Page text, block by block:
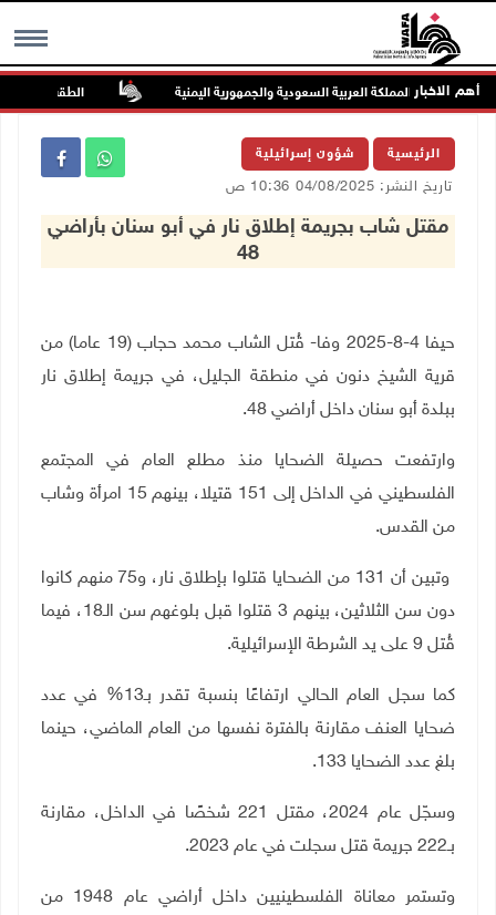
MENU أهم الاخبار
على المملكة العربية السعودية والجمهورية اليمنية الطقس: أجواء
الرئيسية شؤون إسرائيلية
تاريخ النشر: 04/08/2025 10:36 ص
مقتل شاب بجريمة إطلاق نار في أبو سنان بأراضي
48
حيفا 4-8-2025 وفا- قُتل الشاب محمد حجاب (19 عاما) من
قرية الشيخ دنون في منطقة الجليل، في جريمة إطلاق نار
ببلدة أبو سنان داخل أراضي 48.
وارتفعت حصيلة الضحايا منذ مطلع العام في المجتمع
الفلسطيني في الداخل إلى 151 قتيلا، بينهم 15 امرأة وشاب
من القدس.
وتبين أن 131 من الضحايا قتلوا بإطلاق نار، و75 منهم كانوا
دون سن الثلاثين، بينهم 3 قتلوا قبل بلوغهم سن الـ18، فيما
قُتل 9 على يد الشرطة الإسرائيلية.
كما سجل العام الحالي ارتفاعًا بنسبة تقدر بـ13% في عدد
ضحايا العنف مقارنة بالفترة نفسها من العام الماضي، حينما
بلغ عدد الضحايا 133.
وسجّل عام 2024، مقتل 221 شخصًا في الداخل، مقارنة
بـ222 جريمة قتل سجلت في عام 2023.
وتستمر معاناة الفلسطينيين داخل أراضي عام 1948 من